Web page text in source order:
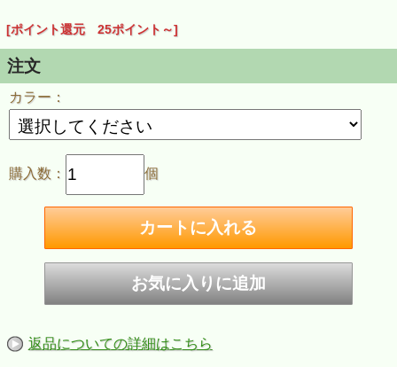
[ポイント還元 25ポイント～]
注文
カラー：
購入数： 個
返品についての詳細はこちら